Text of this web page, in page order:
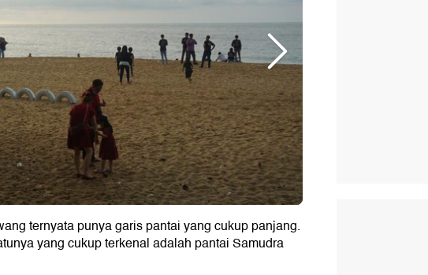
ternyata punya garis pantai yang cukup panjang.
yang cukup terkenal adalah pantai Samudra